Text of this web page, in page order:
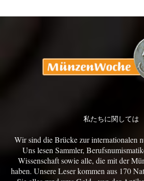
私たちに関しては
Wir sind die Brücke zur internationalen
Uns lesen Sammler,
Wissenschaft sowie alle, die mit der
haben. Unsere Leser kommen aus 170